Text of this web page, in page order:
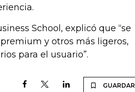
School, explicó que “se
y otros más ligeros,
para el usuario”.
GUARDAR